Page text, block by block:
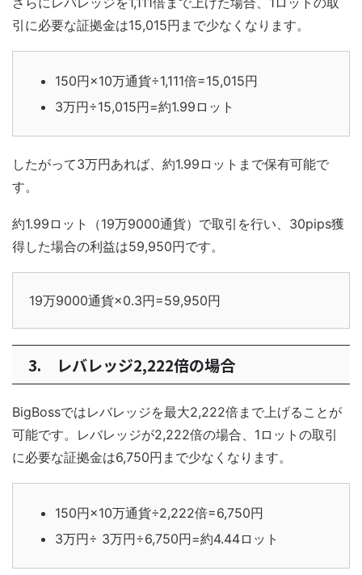
引に必要な証拠金は15,015円まで少なくなります。
150円×10万通貨÷1,111倍=15,015円
3万円÷15,015円=約1.99ロット
したがって3万円あれば、約1.99ロットまで保有可能で
す。
約1.99ロット（19万9000通貨）で取引を行い、30pips獲
得した場合の利益は59,950円です。
19万9000通貨×0.3円=59,950円
3. レバレッジ2,222倍の場合
BigBossではレバレッジを最大2,222倍まで上げることが
可能です。レバレッジが2,222倍の場合、1ロットの取引
に必要な証拠金は6,750円まで少なくなります。
150円×10万通貨÷2,222倍=6,750円
3万円÷ 3万円÷6,750円=約4.44ロット